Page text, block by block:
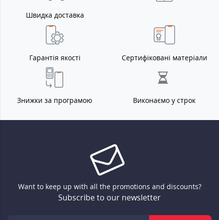
Швидка доставка
Гарантія якості Сертифіковані матеріали
Знижки за програмою Виконаємо у строк
Want to keep up with all the promotions and discounts?
Subscribe to our newsletter